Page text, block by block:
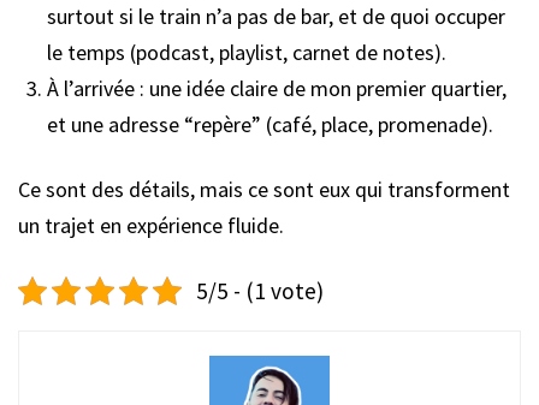
surtout si le train n’a pas de bar, et de quoi occuper
le temps (podcast, playlist, carnet de notes).
À l’arrivée : une idée claire de mon premier quartier,
et une adresse “repère” (café, place, promenade).
Ce sont des détails, mais ce sont eux qui transforment
un trajet en expérience fluide.
5/5 - (1 vote)